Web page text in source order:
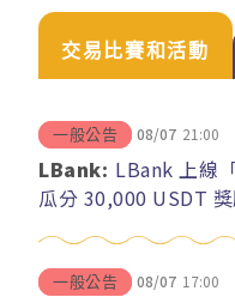
交易比賽和活動
一般公告 08/07 21:00
LBank: LBank 上線
瓜分 30,000 USDT
一般公告 08/07 17:00